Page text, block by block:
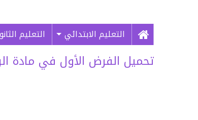
التعليم الابتدائي التعليم
تحميل الفرض الأول في مادة